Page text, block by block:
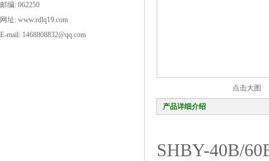
邮编: 062250
网址: www.rdlq19.com
E-mail: 1468808832@qq.com
点击大图
产品详细介绍
SHBY-40B/